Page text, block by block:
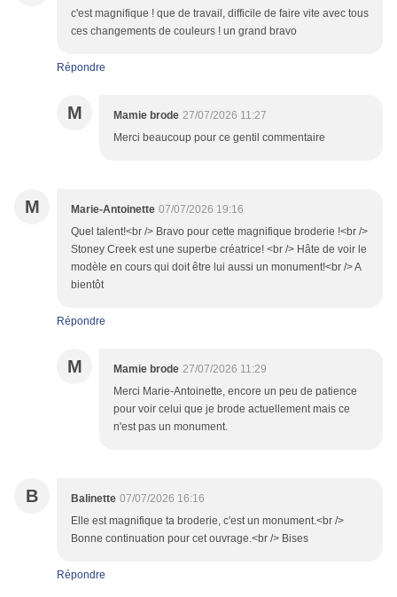
c'est magnifique ! que de travail, difficile de faire vite avec tous
ces changements de couleurs ! un grand bravo
Répondre
M Mamie brode 27/07/2026 11:27
Merci beaucoup pour ce gentil commentaire
M Marie-Antoinette 07/07/2026 19:16
Quel talent!<br /> Bravo pour cette magnifique broderie !<br />
Stoney Creek est une superbe créatrice! <br /> Hâte de voir le
modèle en cours qui doit être lui aussi un monument!<br /> A
bientôt
Répondre
M Mamie brode 27/07/2026 11:29
Merci Marie-Antoinette, encore un peu de patience
pour voir celui que je brode actuellement mais ce
n'est pas un monument.
B Balinette 07/07/2026 16:16
Elle est magnifique ta broderie, c'est un monument.<br />
Bonne continuation pour cet ouvrage.<br /> Bises
Répondre